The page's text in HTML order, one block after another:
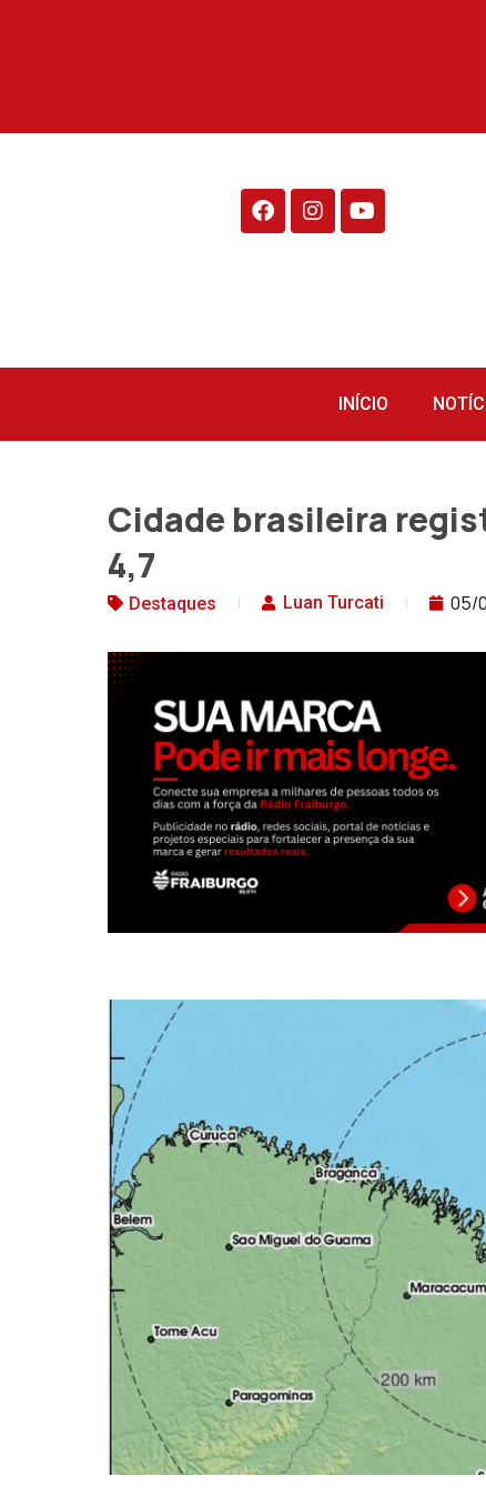
INÍCIO
Cidade brasileira
4,7
Destaques Luan Turcati 05/